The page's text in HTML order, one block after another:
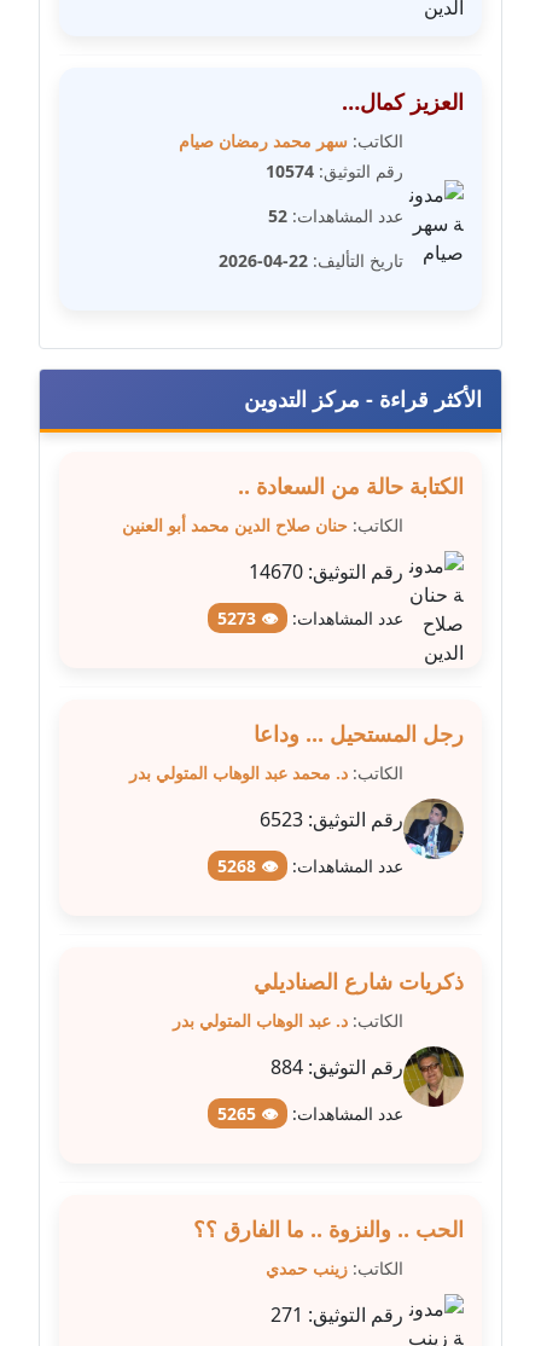
مدونة فاطمة الزهراء بناني
موقوف
مدونة فاطمة حجازي
عاملة
مدونة فيروز القطلبي
عاملة
مدونة كريمان سالم
عاملة
مدونة كنوز صلاح
موقوف
عاملة
مدونة مارية محمد
عاملة
مدونة محاسن علي
عاملة
مدونة محمد ابو النور
عاملة
عاملة
العزيز كمال…
الكاتب: سهر محمد رمضان صيام
رقم التوثيق: 10574
عدد المشاهدات: 52
تاريخ التأليف: 22-04-2026
الأكثر قراءة - مركز التدوين
الكتابة حالة من السعادة ..
الكاتب: حنان صلاح الدين محمد أبو العنين
رقم التوثيق: 14670
عدد المشاهدات: 👁 5273
رجل المستحيل ... وداعا
الكاتب: د. محمد عبد الوهاب المتولي بدر
رقم التوثيق: 6523
عدد المشاهدات: 👁 5268
ذكريات شارع الصناديلي
الكاتب: د. عبد الوهاب المتولي بدر
رقم التوثيق: 884
عدد المشاهدات: 👁 5265
الحب .. والنزوة .. ما الفارق ؟؟
الكاتب: زينب حمدي
رقم التوثيق: 271